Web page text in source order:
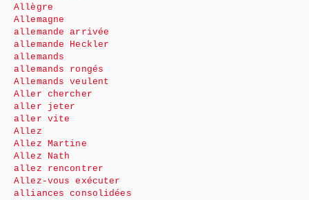
Allègre
Allemagne
allemande arrivée
allemande Heckler
allemands
allemands rongés
Allemands veulent
Aller chercher
aller jeter
aller vite
Allez
Allez Martine
Allez Nath
allez rencontrer
Allez-vous exécuter
alliances consolidées